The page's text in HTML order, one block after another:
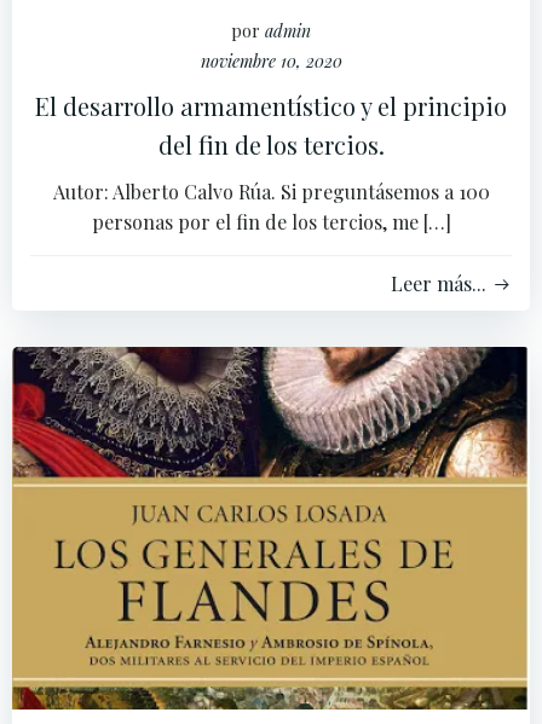
por admin
noviembre 10, 2020
El desarrollo armamentístico y el principio
del fin de los tercios.
Autor: Alberto Calvo Rúa. Si preguntásemos a 100
personas por el fin de los tercios, me […]
Leer más...